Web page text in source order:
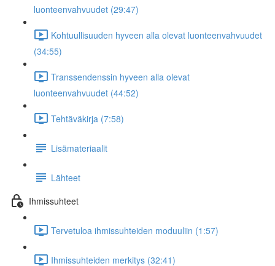
luonteenvahvuudet (29:47)
Kohtuullisuuden hyveen alla olevat luonteenvahvuudet
(34:55)
Transsendenssin hyveen alla olevat
luonteenvahvuudet (44:52)
Tehtäväkirja (7:58)
Lisämateriaalit
Lähteet
Ihmissuhteet
Tervetuloa ihmissuhteiden moduuliin (1:57)
Ihmissuhteiden merkitys (32:41)